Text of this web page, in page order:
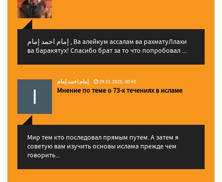
إمام احمد إمام , Ва алейкум ассалам ва рахматуЛлахи
ва баракятух! Спасибо брат за то что попробовал ...
إمام احمد إمام 29.01.2025, 00:43
Мнение по теме о 73-х течениях в исламе
Мир тем кто последовал прямым путем. А затем я
советую вам изучить основы ислама прежде чем
говорить...